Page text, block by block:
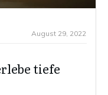
August 29, 2022
tiefe